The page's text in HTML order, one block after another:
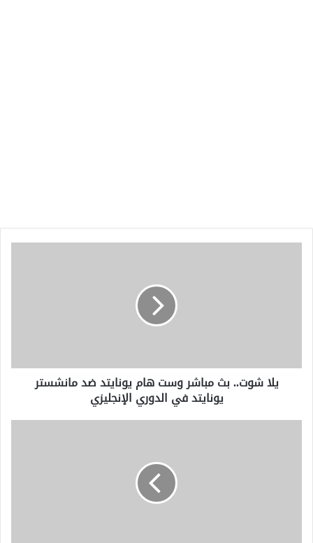
مانشستر
يونايتديلا شوت.. بث مباشر وست هام يونايتد ضد مانشستر
يونايتد في الدوري الإنجليزي